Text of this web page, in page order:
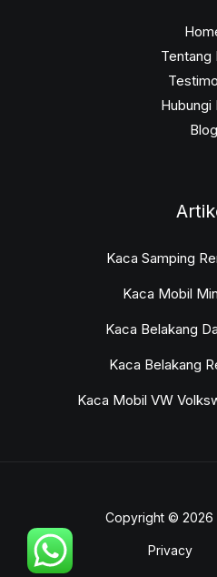
Tentang
Hubungi
Blog
Kaca Samping
Kaca Mobil
Kaca Belakang
Kaca Belakang
Kaca Mobil VW
Copyright © 2026
Privacy